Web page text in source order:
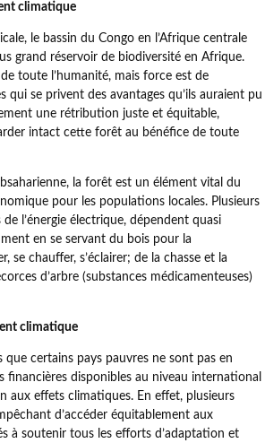
climatique
le bassin du Congo en l’Afrique centrale
grand réservoir de biodiversité en Afrique.
toute l’humanité, mais force est de
se privent des avantages qu’ils auraient pu
une rétribution juste et équitable,
intact cette forêt au bénéfice de toute
la forêt est un élément vital du
pour les populations locales. Plusieurs
l’énergie électrique, dépendent quasi
en se servant du bois pour la
chauffer, s’éclairer; de la chasse et la
d’arbre (substances médicamenteuses)
climatique
certains pays pauvres ne sont pas en
financières disponibles au niveau international
aux effets climatiques. En effet, plusieurs
d’accéder équitablement aux
à soutenir tous les efforts d’adaptation et